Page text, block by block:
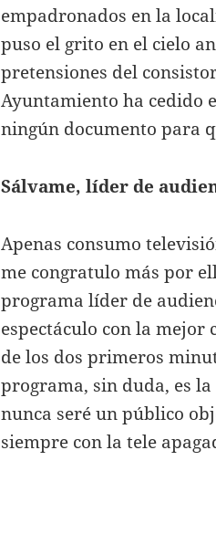
empadronados en la
puso el grito en el cielo
pretensiones del
Ayuntamiento ha cedido
ningún documento para
Sálvame, líder de
Apenas consumo
me congratulo más por
programa líder de
espectáculo con la mejor
de los dos primeros
programa, sin duda, es
nunca seré un público
siempre con la tele